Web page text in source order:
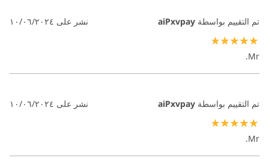
تم التقييم بواسطة aiPxvpay نشر على ١٠/٠٦/٢٠٢٤
Mr.
تم التقييم بواسطة aiPxvpay نشر على ١٠/٠٦/٢٠٢٤
Mr.